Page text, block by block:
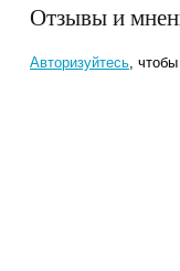
Отзывы и
Авторизуйтесь,